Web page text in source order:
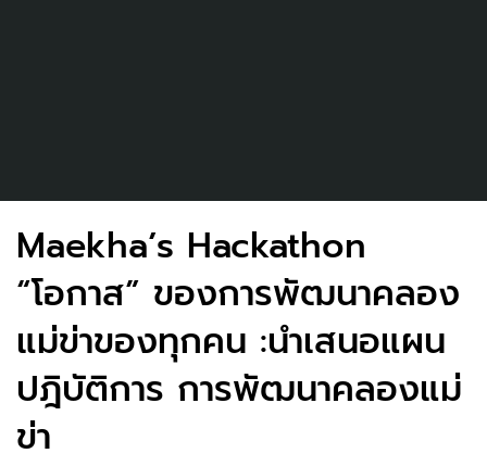
Maekha’s Hackathon
“โอกาส” ของการพัฒนาคลอง
แม่ข่าของทุกคน :นำเสนอแผน
ปฎิบัติการ การพัฒนาคลองแม่
ข่า